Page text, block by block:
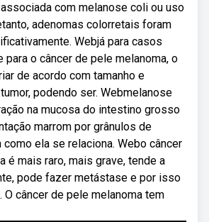
com melanose coli ou uso
adenomas colorretais foram
Webjá para casos
para o câncer de pele melanoma, o
de acordo com tamanho e
podendo ser. Webmelanose
na mucosa do intestino grosso
marrom por grânulos de
como ela se relaciona. Webo câncer
é mais raro, mais grave, tende a
pode fazer metástase e por isso
câncer de pele melanoma tem